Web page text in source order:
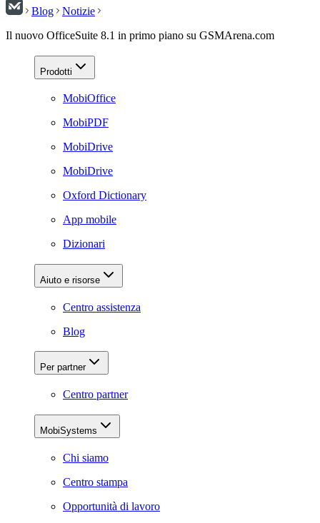
Blog
Notizie
Il nuovo OfficeSuite 8.1 in primo piano su GSMArena.com
Prodotti
MobiOffice
MobiPDF
MobiDrive
MobiDrive
Oxford Dictionary
App mobile
Dizionari
Aiuto e risorse
Centro assistenza
Blog
Per partner
Centro partner
MobiSystems
Chi siamo
Centro stampa
Opportunità di lavoro